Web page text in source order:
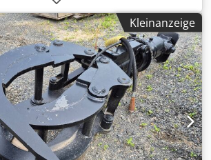
Vertriebs- und Servicepartner. Wir
MT Vertriebs- und Servicepartner.
Westtech Vertriebs- und Servicepartner.
DMS Vertriebs- und Servicepartner. Wir
M. Vertriebs- und Servicepartner. Wir
Baumaschinen Vertriebs- und
Twwe Am Esrf Wir sind
Benz Vertriebs- und Servicepartner.
Iveco Vertriebs- und Servicepartner.
mit 800 Gebrauchtfahrzeugen einer
in Deutschland. Wir
Kleinanzeige